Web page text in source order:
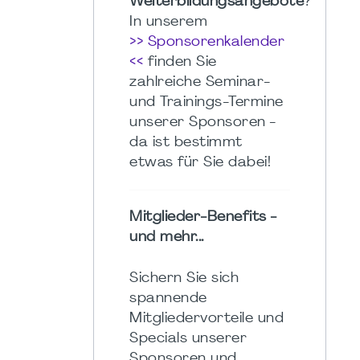
In unserem
>> Sponsorenkalender
<< finden Sie
zahlreiche Seminar-
und Trainings-Termine
unserer Sponsoren -
da ist bestimmt
etwas für Sie dabei!
Mitglieder-Benefits -
und mehr...
Sichern Sie sich
spannende
Mitgliedervorteile und
Specials unserer